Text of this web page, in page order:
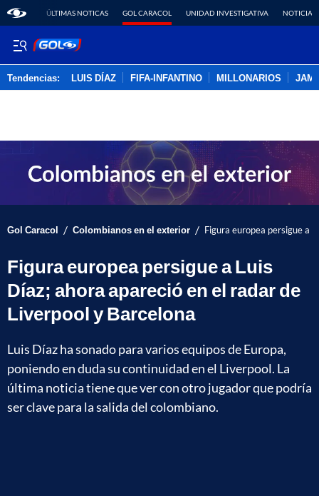
ÚLTIMAS NOTICAS GOL CARACOL UNIDAD INVESTIGATIVA NOTICIAS
Tendencias: LUIS DÍAZ FIFA-INFANTINO MILLONARIOS
Gol Caracol / Colombianos en el exterior / Figura europea persigue a
Figura europea persigue a Luis
Díaz; ahora apareció en el radar de
Liverpool y Barcelona
Luis Díaz ha sonado para varios equipos de Europa,
poniendo en duda su continuidad en el Liverpool. La
última noticia tiene que ver con otro jugador que podría
ser clave para la salida del colombiano.